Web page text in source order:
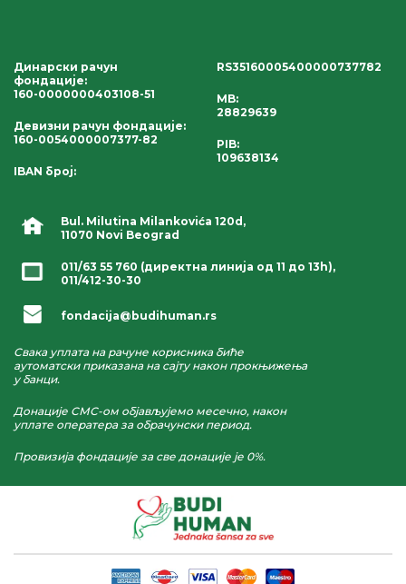
Bul. Milutina Milankovića 120d,
11070 Novi Beograd
011/63 55 760 (директна линија од 11 до 13h),
011/412-30-30
fondacija@budihuman.rs
Свака уплата на рачуне корисника биће
аутоматски приказана на сајту након прокњижења
у банци.
Донације СМС-ом објављујемо месечно, након
уплате оператера за обрачунски период.
Провизија фондације за све донације је 0%.
Динарски рачун
фондације:
160-0000000403108-51
Девизни рачун фондације:
160-0054000007377-82
IBAN број:
RS35160005400000737782
MB:
28829639
PIB:
109638134